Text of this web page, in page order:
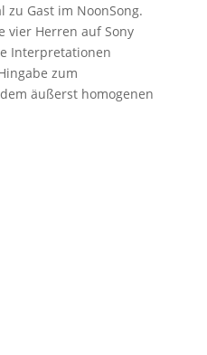
Gast im NoonSong.
vier Herren auf Sony
Interpretationen
zum
äußerst homogenen